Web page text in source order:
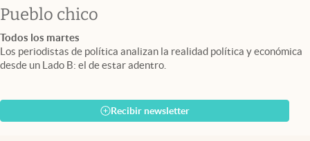
Pueblo chico
Todos los martes
Los periodistas de política analizan la realidad política y económica
desde un Lado B: el de estar adentro.
Recibir newsletter